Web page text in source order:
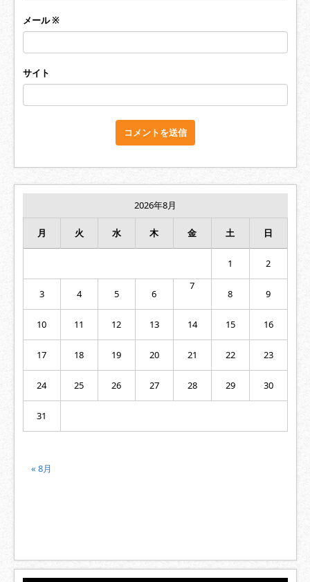
メール※
サイト
2026年8月
月 火 水 木 金 土 日
1 2
3 4 5 6
7
8 9
10 11 12 13 14 15 16
17 18 19 20 21 22 23
24 25 26 27 28 29 30
31
« 8月